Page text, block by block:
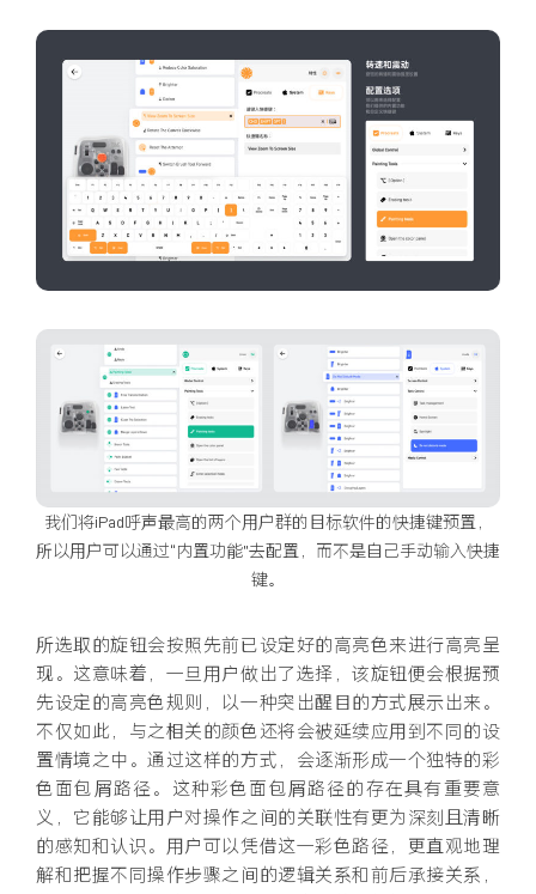
我们将iPad呼声最高的两个用户群的目标软件的快捷键预置，
所以用户可以通过“内置功能”去配置，而不是自己手动输入快捷
键。
所选取的旋钮会按照先前已设定好的高亮色来进行高亮呈
现。这意味着，一旦用户做出了选择，该旋钮便会根据预
先设定的高亮色规则，以一种突出醒目的方式展示出来。
不仅如此，与之相关的颜色还将会被延续应用到不同的设
置情境之中。通过这样的方式，会逐渐形成一个独特的彩
色面包屑路径。这种彩色面包屑路径的存在具有重要意
义，它能够让用户对操作之间的关联性有更为深刻且清晰
的感知和认识。用户可以凭借这一彩色路径，更直观地理
解和把握不同操作步骤之间的逻辑关系和前后承接关系，